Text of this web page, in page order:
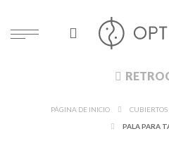
PÁGINA DE INICIO CUBIERTOS
PALA PARA